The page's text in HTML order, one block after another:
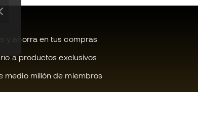
y ahorra en tus compras
a productos exclusivos
medio millón de miembros